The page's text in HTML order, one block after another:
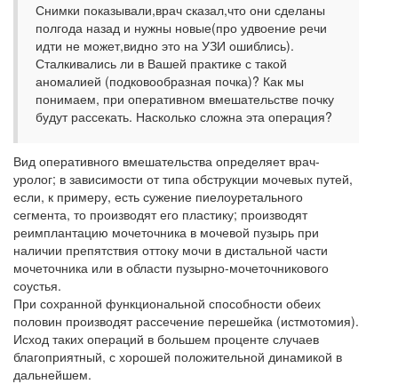
Снимки показывали,врач сказал,что они сделаны
полгода назад и нужны новые(про удвоение речи
идти не может,видно это на УЗИ ошиблись).
Сталкивались ли в Вашей практике с такой
аномалией (подковообразная почка)? Как мы
понимаем, при оперативном вмешательстве почку
будут рассекать. Насколько сложна эта операция?
Вид оперативного вмешательства определяет врач-
уролог; в зависимости от типа обструкции мочевых путей,
если, к примеру, есть сужение пиелоуретального
сегмента, то производят его пластику; производят
реимплантацию мочеточника в мочевой пузырь при
наличии препятствия оттоку мочи в дистальной части
мочеточника или в области пузырно-мочеточникового
соустья.
При сохранной функциональной способности обеих
половин производят рассечение перешейка (истмотомия).
Исход таких операций в большем проценте случаев
благоприятный, с хорошей положительной динамикой в
дальнейшем.